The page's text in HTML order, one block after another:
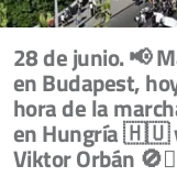
28 de junio. 📢
en Budapest,
hora de la
en Hungría 🇭🇺
Viktor Orbán